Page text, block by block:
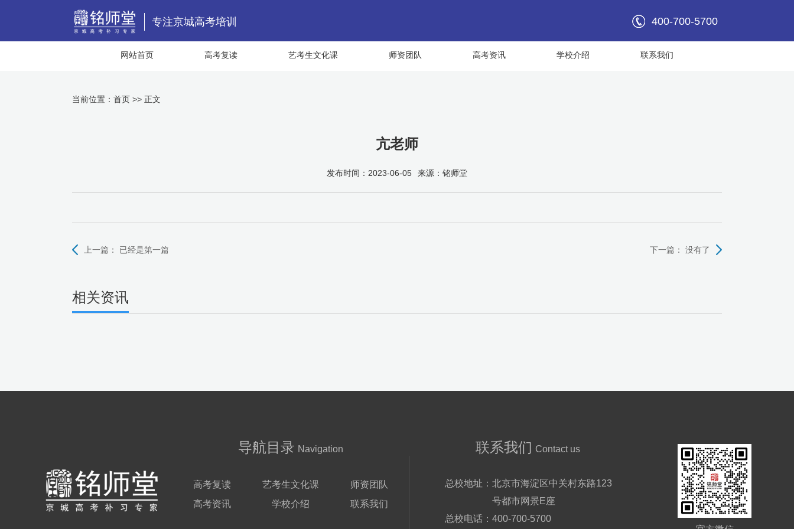
专注京城高考培训 400-700-5700
网站首页 高考复读 艺考生文化课 师资团队 高考资讯 学校介绍 联系我们
当前位置： 首页 >> 正文
亢老师
发布时间：2023-06-05 来源：铭师堂
上一篇： 已经是第一篇 下一篇： 没有了
相关资讯
导航目录 Navigation
高考复读 艺考生文化课
师资团队
高考资讯
学校介绍 联系我们
联系我们 Contact us
总校地址： 北京市海淀区中关村东路123
号都市网景E座
总校电话： 400-700-5700